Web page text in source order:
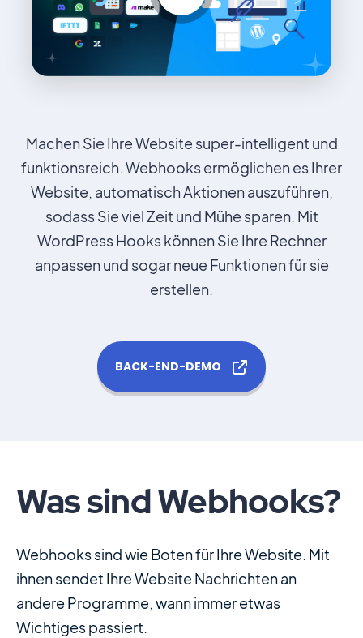
Automobilhandels- und Kleinanzeige-
Theme
Cost Calculator
Kalkulator-Builder zur Preisformularen
Plugin für das Learning Management
Motors Plugin
Car dealer, auto listings & classified ads
Immobilien-WordPress-Theme
Splash
Sportverein-WordPress-Theme
Machen Sie Ihre Website super-intelligent und
funktionsreich. Webhooks ermöglichen es Ihrer
Website, automatisch Aktionen auszuführen,
sodass Sie viel Zeit und Mühe sparen. Mit
WordPress Hooks können Sie Ihre Rechner
anpassen und sogar neue Funktionen für sie
erstellen.
BACK-END-DEMO
Was sind Webhooks?
Webhooks sind wie Boten für Ihre Website. Mit
ihnen sendet Ihre Website Nachrichten an
andere Programme, wann immer etwas
Wichtiges passiert.